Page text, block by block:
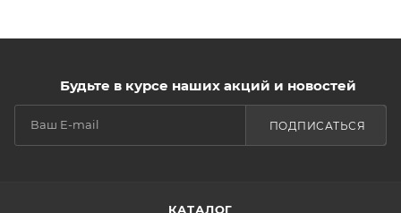
Будьте в курсе наших акций и новостей
ПОДПИСАТЬСЯ
КАТАЛОГ